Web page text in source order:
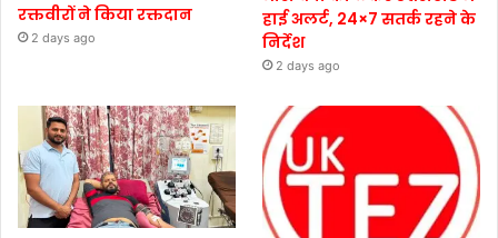
रक्तवीरों ने किया रक्तदान
2 days ago
हाई अलर्ट, 24×7 सतर्क रहने के
निर्देश
2 days ago